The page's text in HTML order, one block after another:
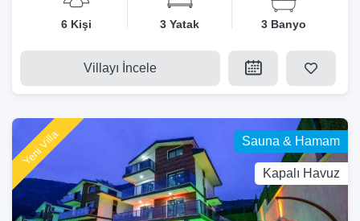
6 Kişi 3 Yatak 3 Banyo
Villayı İncele
Sauna & Hamam
Kapalı Havuz
Yeni Villa